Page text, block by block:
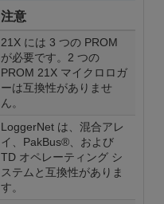
注意
21X には 3 つの PROM
が必要です。2 つの
PROM 21X マイクロロガ
ーは互換性がありませ
ん。
LoggerNet は、混合アレ
イ、PakBus®、および
TD オペレーティング シ
ステムと互換性がありま
す。